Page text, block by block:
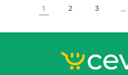
1 2 3 …